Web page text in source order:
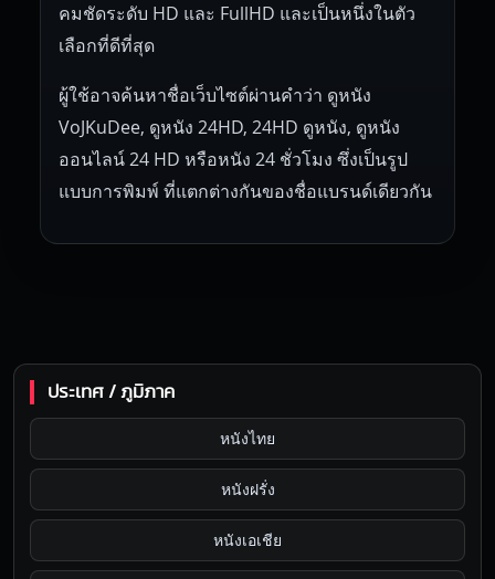
คมชัดระดับ HD และ FullHD และเป็นหนึ่งในตัว
เลือกที่ดีที่สุด
ผู้ใช้อาจค้นหาชื่อเว็บไซต์ผ่านคำว่า ดูหนัง
VoJKuDee, ดูหนัง 24HD, 24HD ดูหนัง, ดูหนัง
ออนไลน์ 24 HD หรือหนัง 24 ชั่วโมง ซึ่งเป็นรูป
แบบการพิมพ์ ที่แตกต่างกันของชื่อแบรนด์เดียวกัน
ประเทศ / ภูมิภาค
หนังไทย
หนังฝรั่ง
หนังเอเชีย